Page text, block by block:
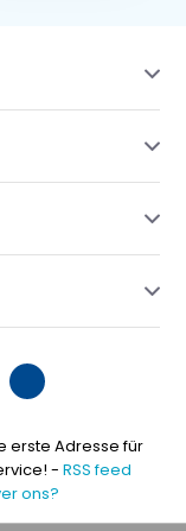
erste Adresse für
- RSS feed
ons?